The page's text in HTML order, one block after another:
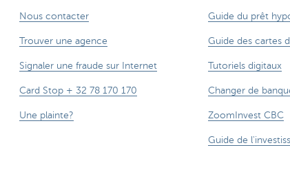
Nous contacter
Trouver une agence
Signaler une fraude sur Internet
Card Stop + 32 78 170 170
Une plainte?
Guide du prêt
Guide des cartes
Tutoriels digitaux
Changer de
ZoomInvest CBC
Guide de